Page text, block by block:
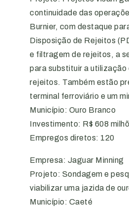
continuidade das
Burnier, com destaque
Disposição de Rejeitos
e filtragem de rejeitos, a
para substituir a utilização
rejeitos. Também estão
terminal ferroviário e um
Município: Ouro Branco
Investimento: R$ 608
Empregos diretos: 120
Empresa: Jaguar Minning
Projeto: Sondagem e
viabilizar uma jazida de
Município: Caeté